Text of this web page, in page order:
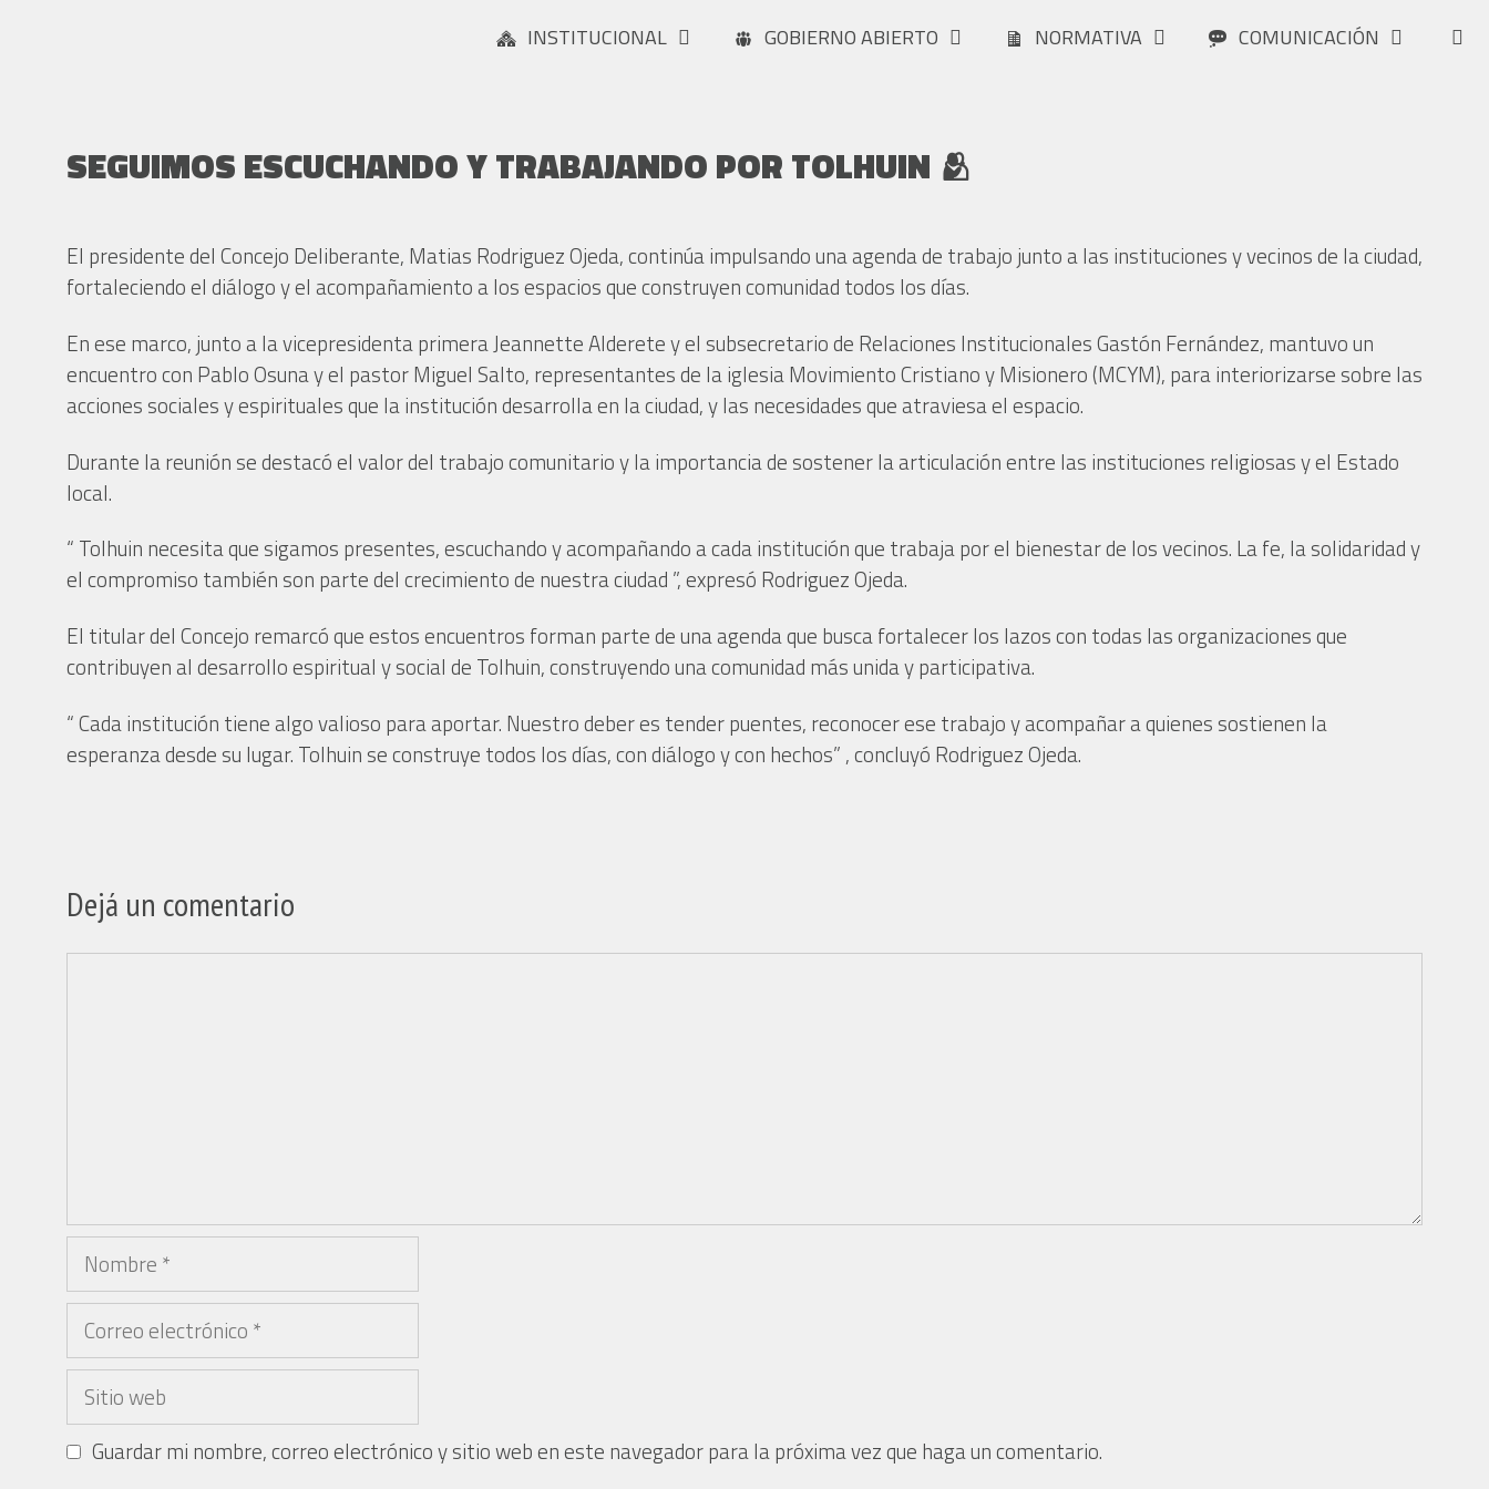
INSTITUCIONAL GOBIERNO ABIERTO NORMATIVA COMUNICACIÓN
SEGUIMOS ESCUCHANDO Y TRABAJANDO POR TOLHUIN 🫂
El presidente del Concejo Deliberante, Matias Rodriguez Ojeda, continúa impulsando una agenda de trabajo junto a las instituciones y vecinos de la ciudad,
fortaleciendo el diálogo y el acompañamiento a los espacios que construyen comunidad todos los días.
En ese marco, junto a la vicepresidenta primera Jeannette Alderete y el subsecretario de Relaciones Institucionales Gastón Fernández, mantuvo un
encuentro con Pablo Osuna y el pastor Miguel Salto, representantes de la iglesia Movimiento Cristiano y Misionero (MCYM), para interiorizarse sobre las
acciones sociales y espirituales que la institución desarrolla en la ciudad, y las necesidades que atraviesa el espacio.
Durante la reunión se destacó el valor del trabajo comunitario y la importancia de sostener la articulación entre las instituciones religiosas y el Estado
local.
“ Tolhuin necesita que sigamos presentes, escuchando y acompañando a cada institución que trabaja por el bienestar de los vecinos. La fe, la solidaridad y
el compromiso también son parte del crecimiento de nuestra ciudad ”, expresó Rodriguez Ojeda.
El titular del Concejo remarcó que estos encuentros forman parte de una agenda que busca fortalecer los lazos con todas las organizaciones que
contribuyen al desarrollo espiritual y social de Tolhuin, construyendo una comunidad más unida y participativa.
“ Cada institución tiene algo valioso para aportar. Nuestro deber es tender puentes, reconocer ese trabajo y acompañar a quienes sostienen la
esperanza desde su lugar. Tolhuin se construye todos los días, con diálogo y con hechos” , concluyó Rodriguez Ojeda.
Dejá un comentario
Guardar mi nombre, correo electrónico y sitio web en este navegador para la próxima vez que haga un comentario.